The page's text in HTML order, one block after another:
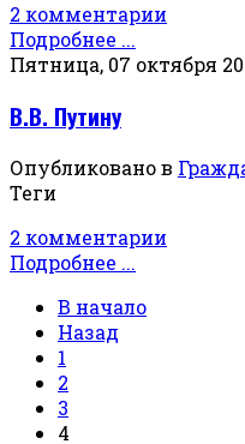
2 комментарии
Подробнее ...
Пятница, 07 октября
В.В. Путину
Опубликовано в
Теги
2 комментарии
Подробнее ...
В начало
Назад
1
2
3
4